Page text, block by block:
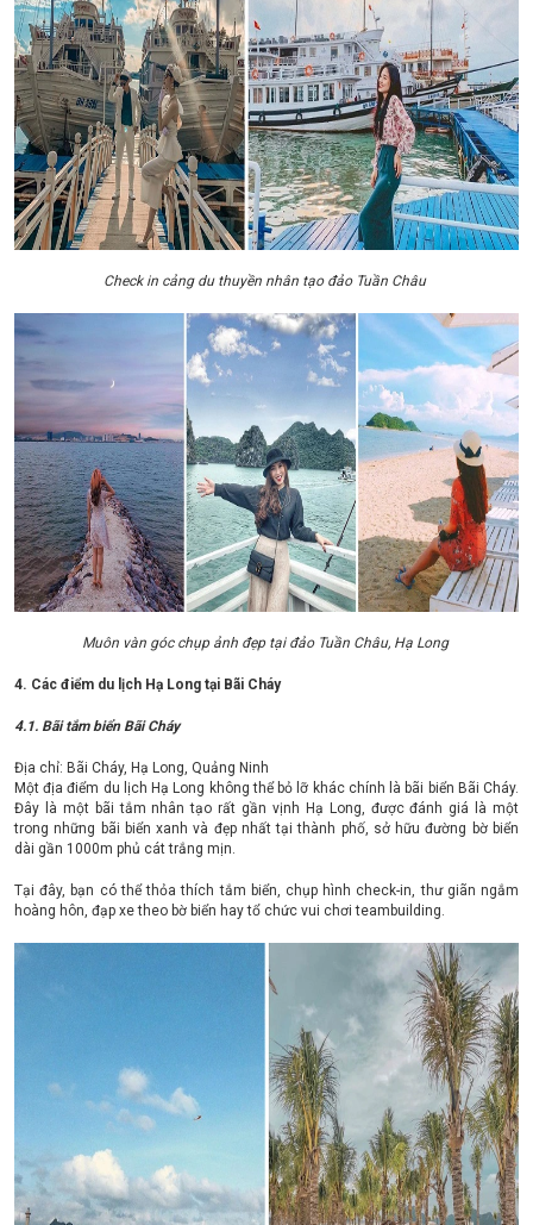
Check in cảng du thuyền nhân tạo đảo Tuần Châu
Muôn vàn góc chụp ảnh đẹp tại đảo Tuần Châu, Hạ Long
4. Các điểm du lịch Hạ Long tại Bãi Cháy
4.1. Bãi tắm biển Bãi Cháy
Địa chỉ: Bãi Cháy, Hạ Long, Quảng Ninh
Một địa điểm du lịch Hạ Long không thể bỏ lỡ khác chính là bãi biển Bãi Cháy.
Đây là một bãi tắm nhân tạo rất gần vịnh Hạ Long, được đánh giá là một
trong những bãi biển xanh và đẹp nhất tại thành phố, sở hữu đường bờ biển
dài gần 1000m phủ cát trắng mịn.
Tại đây, bạn có thể thỏa thích tắm biển, chụp hình check-in, thư giãn ngắm
hoàng hôn, đạp xe theo bờ biển hay tổ chức vui chơi teambuilding.